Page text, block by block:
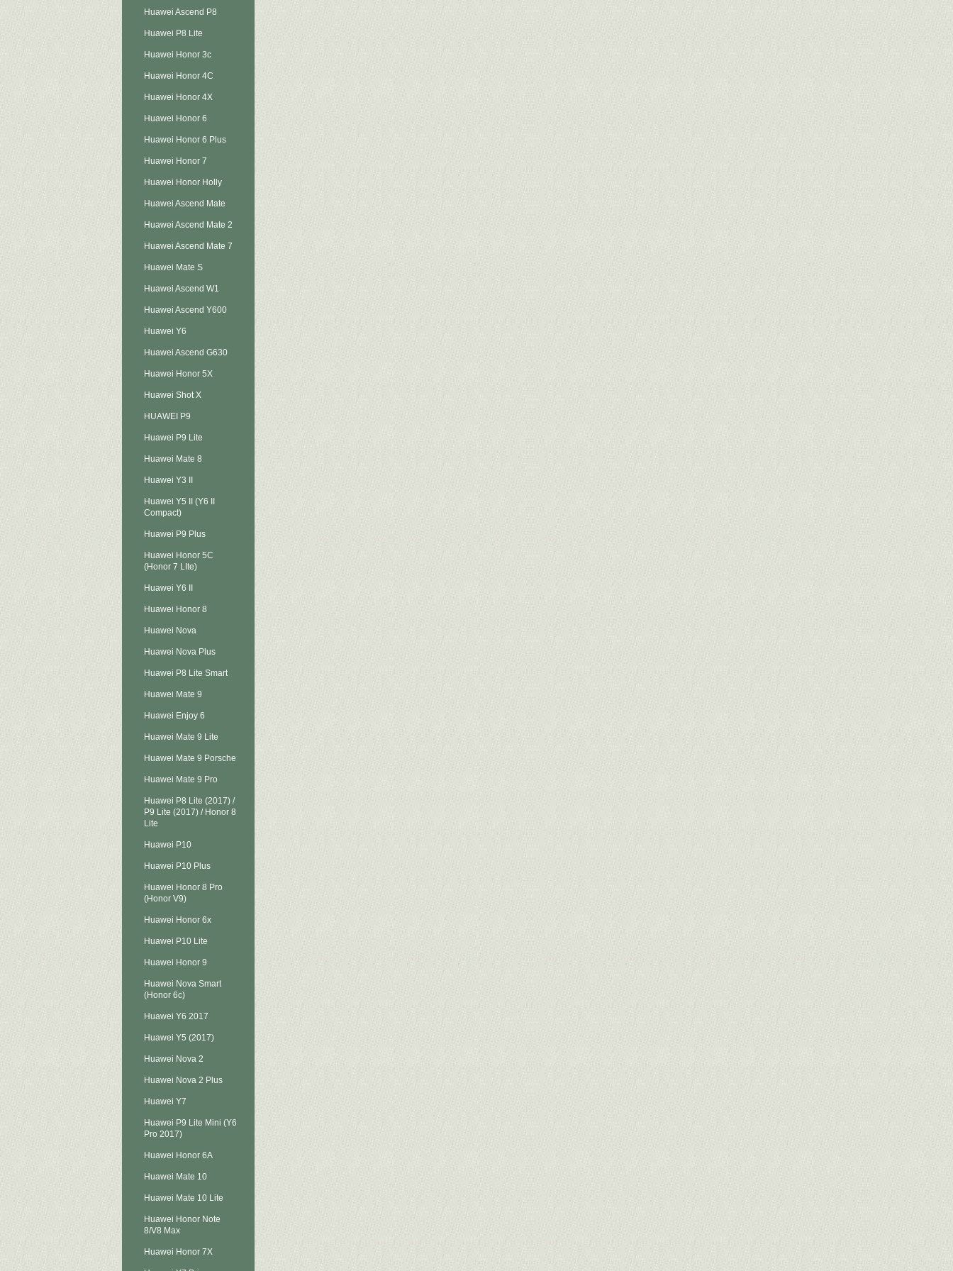
Huawei Ascend P8
Huawei P8 Lite
Huawei Honor 3c
Huawei Honor 4C
Huawei Honor 4X
Huawei Honor 6
Huawei Honor 6 Plus
Huawei Honor 7
Huawei Honor Holly
Huawei Ascend Mate
Huawei Ascend Mate 2
Huawei Ascend Mate 7
Huawei Mate S
Huawei Ascend W1
Huawei Ascend Y600
Huawei Y6
Huawei Ascend G630
Huawei Honor 5X
Huawei Shot X
HUAWEI P9
Huawei P9 Lite
Huawei Mate 8
Huawei Y3 II
Huawei Y5 II (Y6 II
Compact)
Huawei P9 Plus
Huawei Honor 5C
(Honor 7 LIte)
Huawei Y6 II
Huawei Honor 8
Huawei Nova
Huawei Nova Plus
Huawei P8 Lite Smart
Huawei Mate 9
Huawei Enjoy 6
Huawei Mate 9 Lite
Huawei Mate 9 Porsche
Huawei Mate 9 Pro
Huawei P8 Lite (2017) /
P9 Lite (2017) / Honor 8
Lite
Huawei P10
Huawei P10 Plus
Huawei Honor 8 Pro
(Honor V9)
Huawei Honor 6x
Huawei P10 Lite
Huawei Honor 9
Huawei Nova Smart
(Honor 6c)
Huawei Y6 2017
Huawei Y5 (2017)
Huawei Nova 2
Huawei Nova 2 Plus
Huawei Y7
Huawei P9 Lite Mini (Y6
Pro 2017)
Huawei Honor 6A
Huawei Mate 10
Huawei Mate 10 Lite
Huawei Honor Note
8/V8 Max
Huawei Honor 7X